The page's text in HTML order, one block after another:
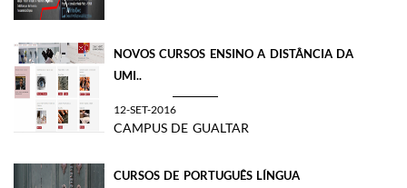
NOVOS CURSOS ENSINO A DISTÂNCIA DA
UMI..
12-SET-2016
CAMPUS DE GUALTAR
CURSOS DE PORTUGUÊS LÍNGUA